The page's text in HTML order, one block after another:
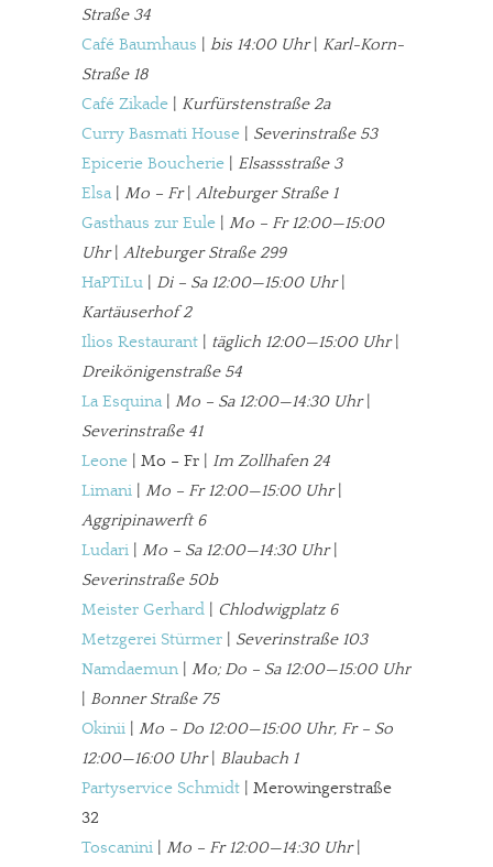
In eigener Sache
Dir gefällt unsere Arbeit?
meinesuedstadt.de finanziert sich durch Partnerprofile und
Werbung. Beide Einnahmequellen sind in den letzten Monaten
stark zurückgegangen.
Paypal - danke@meinesuedstadt.de
Straße 34
Café Baumhaus
bis 14:00 Uhr| Karl-Korn-
Straße 18
Café Zikade
Kurfürstenstraße 2a
Curry Basmati House
Severinstraße 53
Epicerie Boucherie
Elsassstraße 3
Elsa| Mo – Fr| Alteburger Straße 1
Gasthaus zur Eule
Mo – Fr 12:00—15:00
Uhr| Alteburger Straße 299
HaPTiLu
Di – Sa 12:00—15:00 Uhr|
Kartäuserhof 2
Ilios Restaurant
täglich 12:00—15:00 Uhr|
Dreikönigenstraße 54
La Esquina| Mo – Sa 12:00—14:30 Uhr|
Severinstraße 41
Leone | Mo – Fr | Im Zollhafen 24
Limani
Mo – Fr 12:00—15:00 Uhr|
Aggripinawerft 6
Ludari
Mo – Sa 12:00—14:30 Uhr|
Severinstraße 50b
Meister Gerhard
Chlodwigplatz 6
Metzgerei Stürmer
Severinstraße 103
Namdaemun
Mo; Do – Sa 12:00—15:00 Uhr
Bonner Straße 75
Okinii
Mo – Do 12:00—15:00 Uhr, Fr – So
12:00—16:00 Uhr| Blaubach 1
Partyservice Schmidt | Merowingerstraße
32
Toscanini
Mo – Fr 12:00—14:30 Uhr|